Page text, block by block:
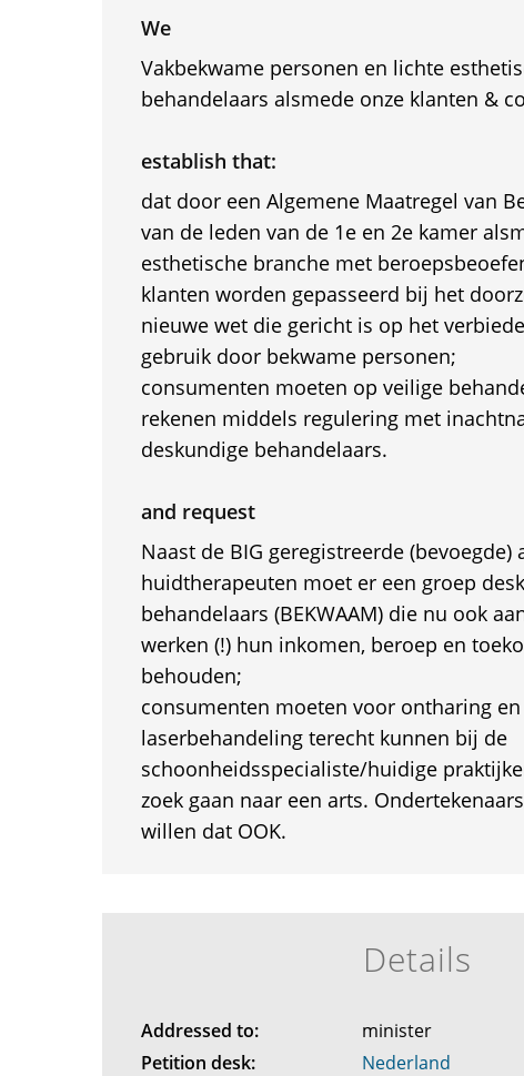
We
Vakbekwame personen en lichte
behandelaars alsmede onze klanten &
establish that:
dat door een Algemene Maatregel van
van de leden van de 1e en 2e kamer
esthetische branche met
klanten worden gepasseerd bij het
nieuwe wet die gericht is op het
gebruik door bekwame personen;
consumenten moeten op veilige
rekenen middels regulering met
deskundige behandelaars.
and request
Naast de BIG geregistreerde (bevoegde)
huidtherapeuten moet er een groep
behandelaars (BEKWAAM) die nu ook
werken (!) hun inkomen, beroep en
behouden;
consumenten moeten voor ontharing
laserbehandeling terecht kunnen bij de
schoonheidsspecialiste/huidige
zoek gaan naar een arts.
willen dat OOK.
Details
Addressed to:
minister
Petition desk:
Nederland